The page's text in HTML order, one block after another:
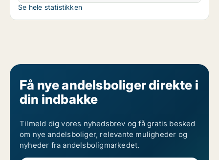
Se hele statistikken
Få nye andelsboliger direkte i
din indbakke
Tilmeld dig vores nyhedsbrev og få gratis besked
om nye andelsboliger, relevante muligheder og
nyheder fra andelsboligmarkedet.